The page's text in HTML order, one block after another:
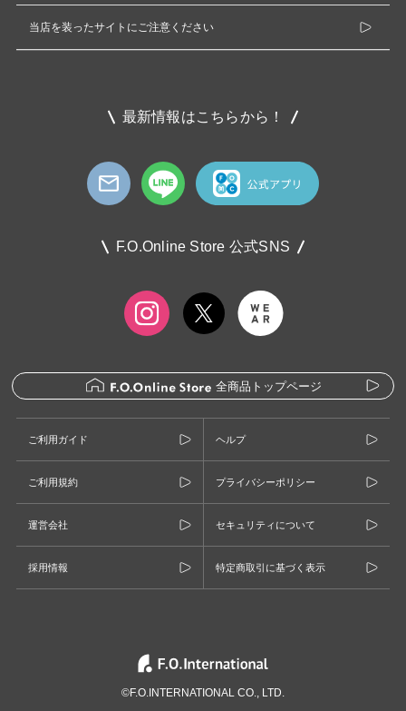
当店を装ったサイトにご注意ください
最新情報はこちらから！
F.O.Online Store 公式SNS
全商品トップページ
ご利用ガイド ヘルプ
ご利用規約 プライバシーポリシー
運営会社 セキュリティについて
採用情報 特定商取引に基づく表示
©F.O.INTERNATIONAL CO., LTD.